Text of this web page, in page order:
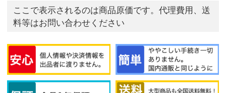
ここで表示されるのは商品原価です。代理費用、送
料等はお問い合わせください